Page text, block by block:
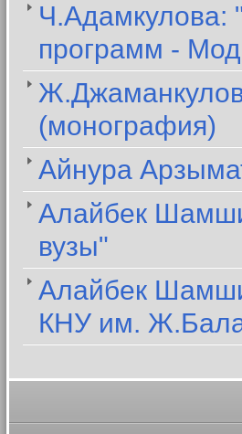
Ч.Адамкулова:
программ -
(монография)
Айнура
Алайбек
вузы"
Алайбек
КНУ им.